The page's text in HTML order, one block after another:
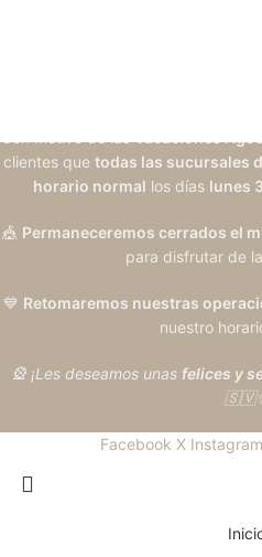
clientes que todas las sucursales
horario normal los días lunes
🎪 Permaneceremos cerrados el
para disfrutar de
💙 Retomaremos nuestras
nuestro
🎡 ¡Les deseamos unas felices y
Facebook X Instagram